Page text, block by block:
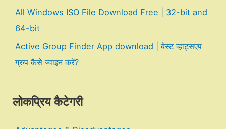
All Windows ISO File Download Free | 32-bit and
64-bit
Active Group Finder App download | बेस्ट व्हाट्सएप
ग्रुप कैसे ज्वाइन करें?
लोकप्रिय कैटेगरी